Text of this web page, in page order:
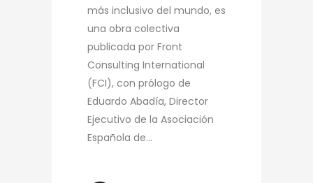
más inclusivo del mundo, es
una obra colectiva
publicada por Front
Consulting International
(FCI), con prólogo de
Eduardo Abadía, Director
Ejecutivo de la Asociación
Española de...